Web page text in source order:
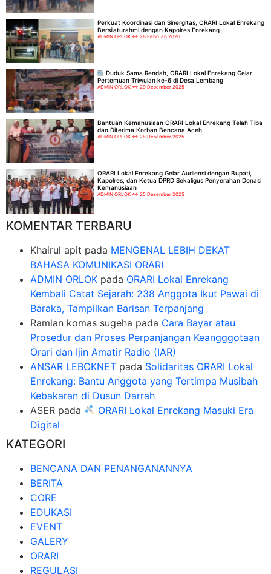
Perkuat Koordinasi dan Sinergitas, ORARI Lokal Enrekang
Bersilaturahmi dengan Kapolres Enrekang
ADMIN ORLOK 28 Februari 2026
Duduk Sama Rendah, ORARI Lokal Enrekang Gelar
Pertemuan Triwulan ke-6 di Desa Lembang
ADMIN ORLOK 29 Desember 2025
Bantuan Kemanusiaan ORARI Lokal Enrekang Telah Tiba
dan Diterima Korban Bencana Aceh
ADMIN ORLOK 28 Desember 2025
ORARI Lokal Enrekang Gelar Audiensi dengan Bupati,
Kapolres, dan Ketua DPRD Sekaligus Penyerahan Donasi
Kemanusiaan
ADMIN ORLOK 25 Desember 2025
KOMENTAR TERBARU
Khairul apit pada MENGENAL LEBIH DEKAT
BAHASA KOMUNIKASI ORARI
ADMIN ORLOK pada ORARI Lokal Enrekang
Kembali Catat Sejarah: 238 Anggota Ikut Pawai di
Baraka, Tampilkan Barisan Terpanjang
Ramlan komas sugeha pada Cara Bayar atau
Prosedur dan Proses Perpanjangan Keangggotaan
Orari dan Ijin Amatir Radio (IAR)
ANSAR LEBOKNET pada Solidaritas ORARI Lokal
Enrekang: Bantu Anggota yang Tertimpa Musibah
Kebakaran di Dusun Darrah
ASER pada
ORARI Lokal Enrekang Masuki Era
Digital
KATEGORI
BENCANA DAN PENANGANANNYA
BERITA
CORE
EDUKASI
EVENT
GALERY
ORARI
REGULASI